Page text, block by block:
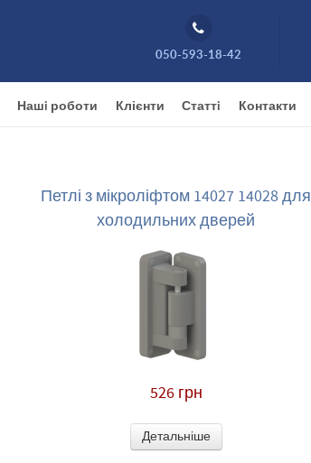
050-593-18-42
Нашi роботи Клієнти Статтi Контакти
Петлі з мікроліфтом 14027 14028 для
холодильних дверей
526 грн
Детальніше